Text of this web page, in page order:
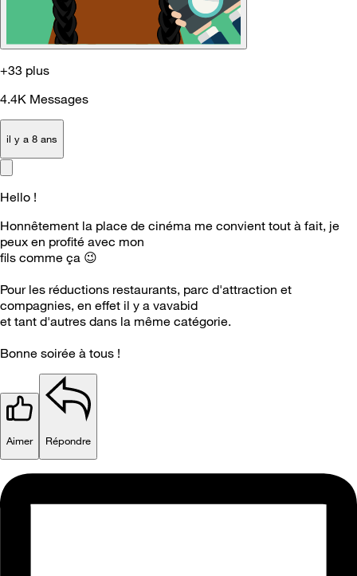
+33 plus
4.4K Messages
il y a 8 ans
Hello !
Honnêtement la place de cinéma me convient tout à fait, je
peux en profité avec mon
fils comme ça 😉
Pour les réductions restaurants, parc d'attraction et
compagnies, en effet il y a vavabid
et tant d'autres dans la même catégorie.
Bonne soirée à tous !
Aimer Répondre